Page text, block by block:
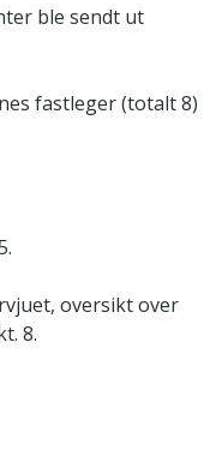
ble sendt ut
fastleger (totalt 8)
oversikt over
8.